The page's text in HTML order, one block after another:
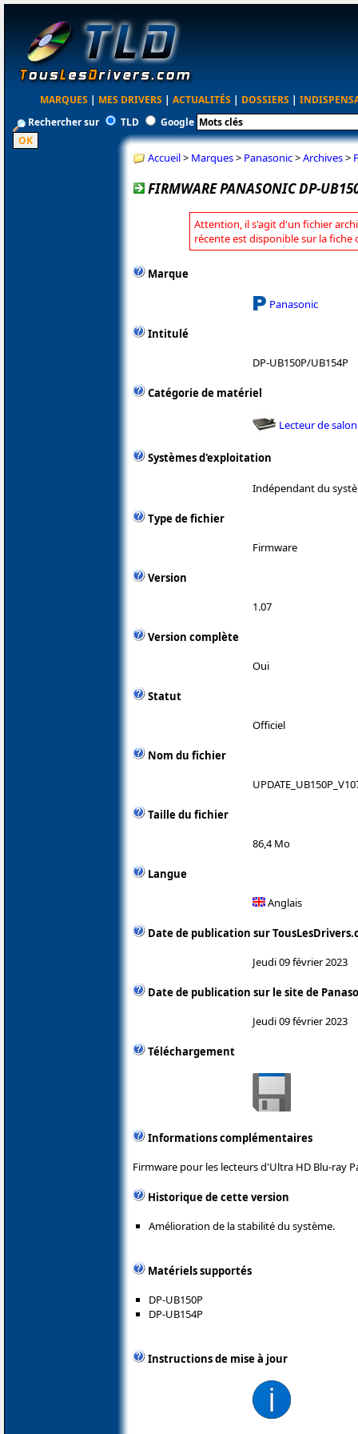
MARQUES | MES DRIVERS | ACTUALITÉS | DOSSIERS |
Rechercher sur
TLD Google
Accueil> Marques> Panasonic>Archives>
FIRMWARE PANASONIC DP-
Attention, il s'agit d'un fichier
récente est disponible sur la fiche
Marque
Panasonic
Intitulé
DP-UB150P/UB154P
Catégorie de matériel
Lecteur de salon
Systèmes d'exploitation
Indépendant du
Type de fichier
Firmware
Version
1.07
Version complète
Oui
Statut
Officiel
Nom du fichier
Taille du fichier
86,4 Mo
Langue
Anglais
Date de publication sur
Jeudi 09 février 2023
Date de publication sur le site de
Jeudi 09 février 2023
Téléchargement
Informations complémentaires
Firmware pour les lecteurs d'Ultra HD Blu-ray
Historique de cette version
Amélioration de la stabilité du système.
Matériels supportés
DP-UB150P
DP-UB154P
Instructions de mise à jour